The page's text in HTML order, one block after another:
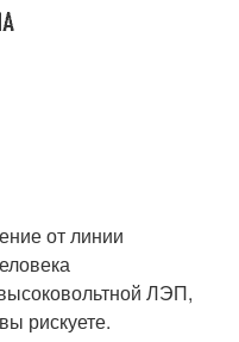
от линии
ЛЭП,
рискуете.